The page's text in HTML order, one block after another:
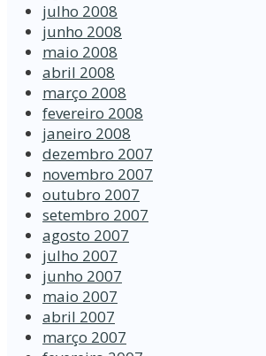
julho 2008
junho 2008
maio 2008
abril 2008
março 2008
fevereiro 2008
janeiro 2008
dezembro 2007
novembro 2007
outubro 2007
setembro 2007
agosto 2007
julho 2007
junho 2007
maio 2007
abril 2007
março 2007